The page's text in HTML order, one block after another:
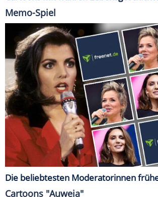
Memo-Spiel
Die beliebtesten Moderatorinnen
Cartoons "Auweia"